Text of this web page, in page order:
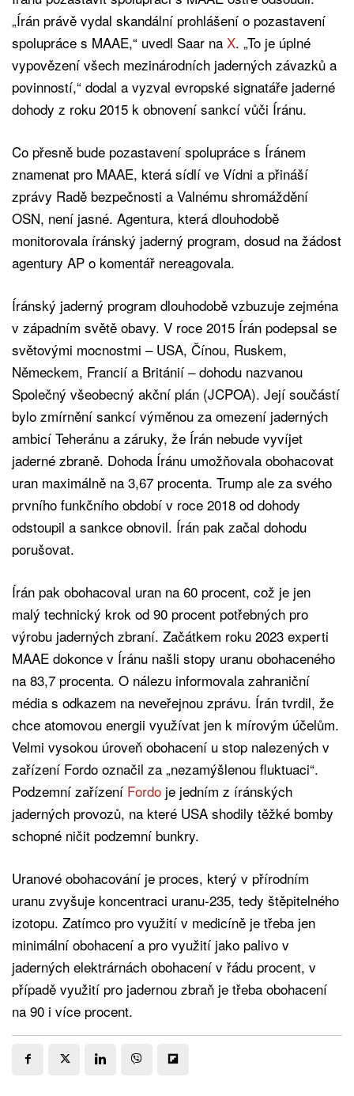
„Írán právě vydal skandální prohlášení o pozastavení
spolupráce s MAAE,“ uvedl Saar na X. „To je úplné
vypovězení všech mezinárodních jaderných závazků a
povinností,“ dodal a vyzval evropské signatáře jaderné
dohody z roku 2015 k obnovení sankcí vůči Íránu.
Co přesně bude pozastavení spolupráce s Íránem
znamenat pro MAAE, která sídlí ve Vídni a přináší
zprávy Radě bezpečnosti a Valnému shromáždění
OSN, není jasné. Agentura, která dlouhodobě
monitorovala íránský jaderný program, dosud na žádost
agentury AP o komentář nereagovala.
Íránský jaderný program dlouhodobě vzbuzuje zejména
v západním světě obavy. V roce 2015 Írán podepsal se
světovými mocnostmi – USA, Čínou, Ruskem,
Německem, Francií a Británií – dohodu nazvanou
Společný všeobecný akční plán (JCPOA). Její součástí
bylo zmírnění sankcí výměnou za omezení jaderných
ambicí Teheránu a záruky, že Írán nebude vyvíjet
jaderné zbraně. Dohoda Íránu umožňovala obohacovat
uran maximálně na 3,67 procenta. Trump ale za svého
prvního funkčního období v roce 2018 od dohody
odstoupil a sankce obnovil. Írán pak začal dohodu
porušovat.
Írán pak obohacoval uran na 60 procent, což je jen
malý technický krok od 90 procent potřebných pro
výrobu jaderných zbraní. Začátkem roku 2023 experti
MAAE dokonce v Íránu našli stopy uranu obohaceného
na 83,7 procenta. O nálezu informovala zahraniční
média s odkazem na neveřejnou zprávu. Írán tvrdil, že
chce atomovou energii využívat jen k mírovým účelům.
Velmi vysokou úroveň obohacení u stop nalezených v
zařízení Fordo označil za „nezamýšlenou fluktuaci“.
Podzemní zařízení Fordo je jedním z íránských
jaderných provozů, na které USA shodily těžké bomby
schopné ničit podzemní bunkry.
Uranové obohacování je proces, který v přírodním
uranu zvyšuje koncentraci uranu-235, tedy štěpitelného
izotopu. Zatímco pro využití v medicíně je třeba jen
minimální obohacení a pro využití jako palivo v
jaderných elektrárnách obohacení v řádu procent, v
případě využití pro jadernou zbraň je třeba obohacení
na 90 i více procent.